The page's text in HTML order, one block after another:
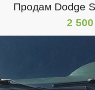
Продам Dodge
2